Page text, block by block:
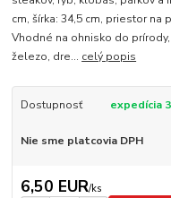
cm, šírka: 34,5 cm, priestor
Vhodné na ohnisko do
železo, dre... celý popis
Dostupnosť expedícia
Nie sme platcovia DPH
6,50 EUR/ks